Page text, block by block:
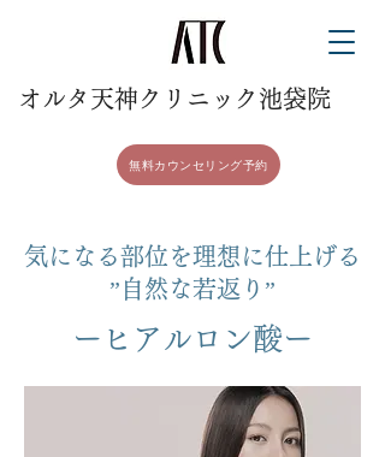
​オルタ天神クリニック池袋院
無料カウンセリング予約
気になる部位を理想に仕上げる
”自然な若返り”
​ーヒアルロン酸ー